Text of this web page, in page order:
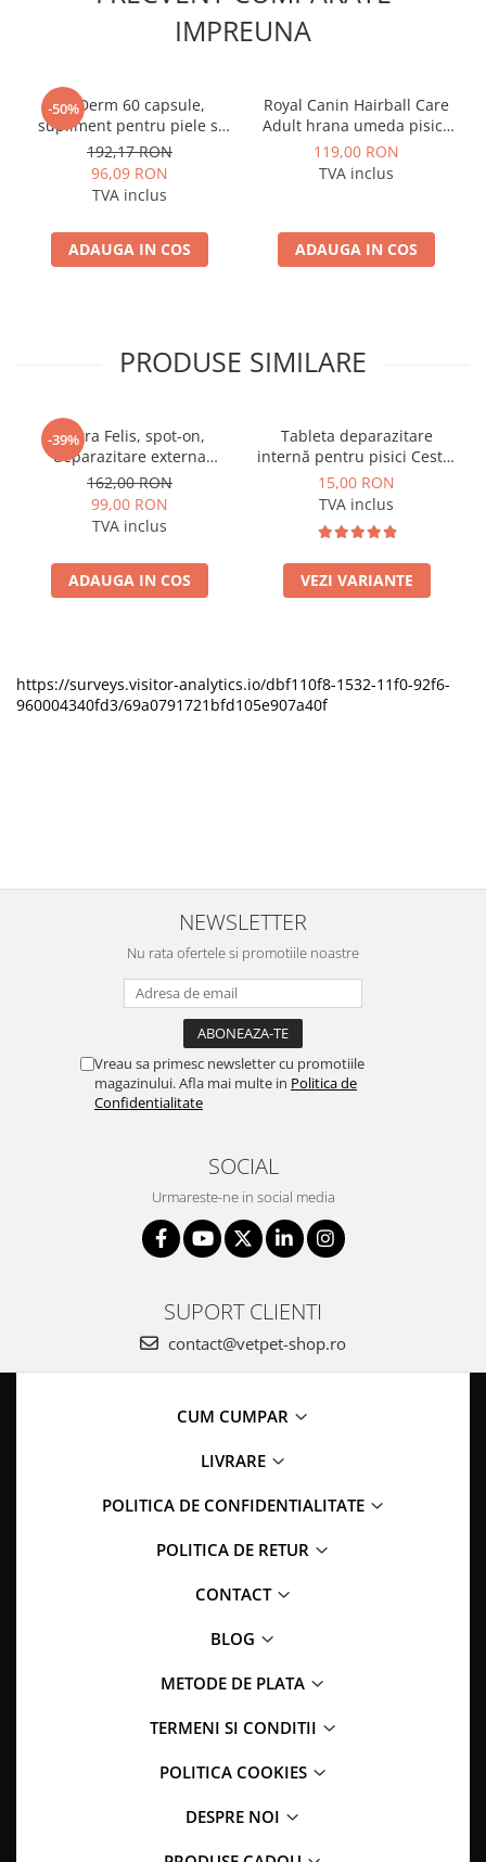
IMPREUNA
-50%
WeDerm 60 capsule,
supliment pentru piele si
blana caini si pisici
192,17 RON
96,09 RON
TVA inclus
ADAUGA IN COS
Royal Canin Hairball Care
Adult hrana umeda pisica
pentru controlul ghemurilor
de blana, 12 x 85 g
119,00 RON
TVA inclus
ADAUGA IN COS
PRODUSE SIMILARE
-39%
Vectra Felis, spot-on,
deparazitare externa
pentru pisici, 3 pipete
162,00 RON
99,00 RON
TVA inclus
ADAUGA IN COS
Tableta deparazitare
internă pentru pisici Cestal
Cat Chew 2 comprimate
15,00 RON
TVA inclus
VEZI VARIANTE
https://surveys.visitor-analytics.io/dbf110f8-1532-11f0-92f6-
960004340fd3/69a0791721bfd105e907a40f
NEWSLETTER
Nu rata ofertele si promotiile noastre
Vreau sa primesc newsletter cu promotiile
magazinului. Afla mai multe in Politica de
Confidentialitate
SOCIAL
Urmareste-ne in social media
SUPORT CLIENTI
contact@vetpet-shop.ro
CUM CUMPAR
LIVRARE
POLITICA DE CONFIDENTIALITATE
POLITICA DE RETUR
CONTACT
BLOG
METODE DE PLATA
TERMENI SI CONDITII
POLITICA COOKIES
DESPRE NOI